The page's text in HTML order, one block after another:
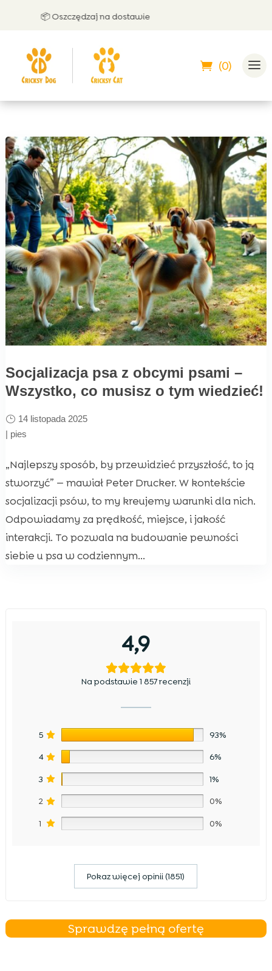
📦 Oszczędzaj na dostawie
(0)
Socjalizacja psa z obcymi psami –
Wszystko, co musisz o tym wiedzieć!
14 listopada 2025
| pies
„Najlepszy sposób, by przewidzieć przyszłość, to ją
stworzyć” — mawiał Peter Drucker. W kontekście
socjalizacji psów, to my kreujemy warunki dla nich.
Odpowiadamy za prędkość, miejsce, i jakość
interakcji. To pozwala na budowanie pewności
siebie u psa w codziennym...
4,9
Na podstawie 1 857 recenzji
5 93%
4 6%
3 1%
2 0%
1 0%
Pokaz więcej opinii (1851)
Sprawdzę pełną ofertę